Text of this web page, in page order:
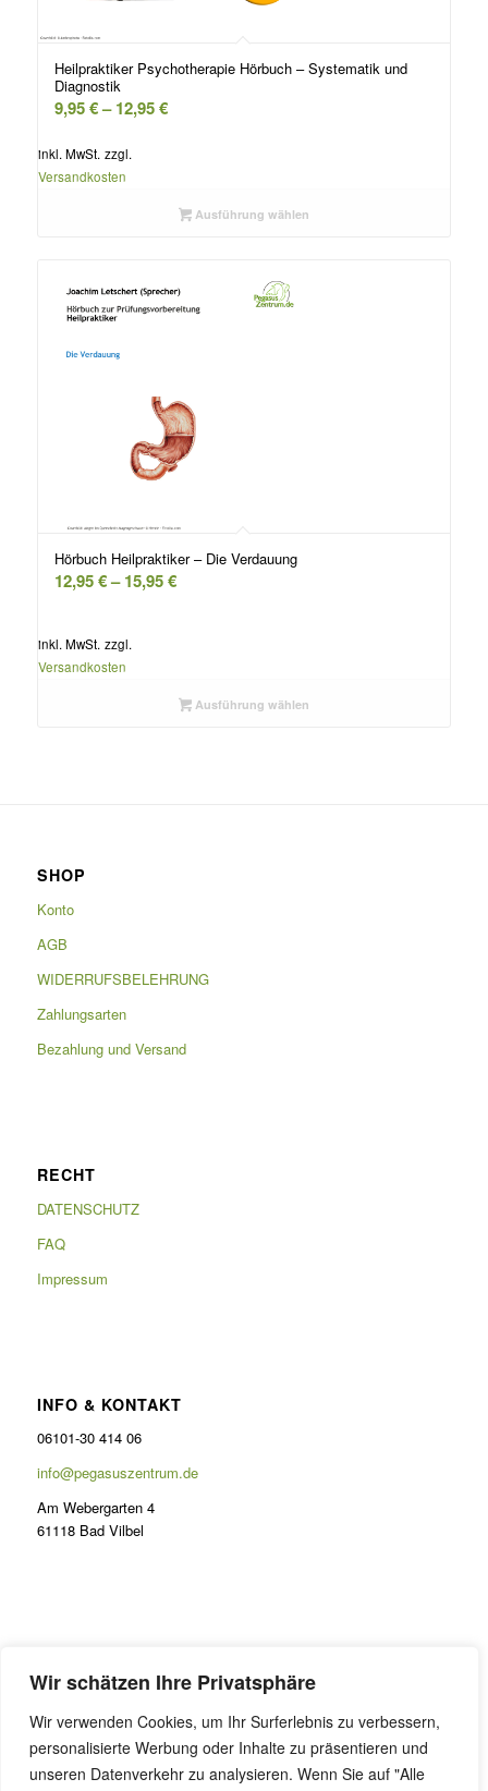
Wir schätzen Ihre Privatsphäre
Wir verwenden Cookies, um Ihr Surferlebnis zu verbessern,
personalisierte Werbung oder Inhalte zu präsentieren und
unseren Datenverkehr zu analysieren. Wenn Sie auf "Alle
Heilpraktiker Psychotherapie Hörbuch – Systematik und
Diagnostik
9,95€–12,95€
inkl. MwSt. zzgl.
Versandkosten
Ausführung wählen
Hörbuch Heilpraktiker – Die Verdauung
12,95€–15,95€
inkl. MwSt. zzgl.
Versandkosten
Ausführung wählen
SHOP
Konto
AGB
WIDERRUFSBELEHRUNG
Zahlungsarten
Bezahlung und Versand
RECHT
DATENSCHUTZ
FAQ
Impressum
INFO & KONTAKT
06101-30 414 06
info@pegasuszentrum.de
Am Webergarten 4
61118 Bad Vilbel
Lernen im Odenwald
FAQ Präsenzunterricht
Online Coaching